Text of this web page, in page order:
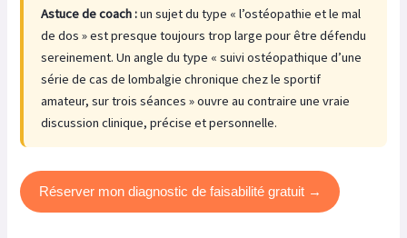
Astuce de coach :un sujet du type « l’ostéopathie et le mal
de dos » est presque toujours trop large pour être défendu
sereinement. Un angle du type « suivi ostéopathique d’une
série de cas de lombalgie chronique chez le sportif
amateur, sur trois séances » ouvre au contraire une vraie
discussion clinique, précise et personnelle.
Réserver mon diagnostic de faisabilité gratuit →